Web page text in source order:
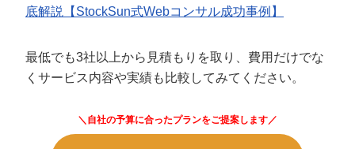
底解説【StockSun式Webコンサル成功事例】
最低でも3社以上から見積もりを取り、費用だけでな
くサービス内容や実績も比較してみてください。
＼自社の予算に合ったプランをご提案します／